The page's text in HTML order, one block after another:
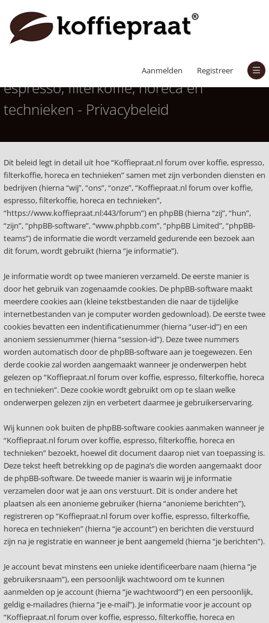
Aanmelden Registreer
Koffiepraat.nl forum over koffie,
espresso, filterkoffie, horeca en
technieken - Privacybeleid
Dit beleid legt in detail uit hoe “Koffiepraat.nl forum over koffie, espresso,
filterkoffie, horeca en technieken” samen met zijn verbonden diensten en
bedrijven (hierna “wij”, “ons”, “onze”, “Koffiepraat.nl forum over koffie,
espresso, filterkoffie, horeca en technieken”,
“https://www.koffiepraat.nl:443/forum”) en phpBB (hierna “zij”, “hun”,
“zijn”, “phpBB-software”, “www.phpbb.com”, “phpBB Limited”, “phpBB-
teams”) de informatie die wordt verzameld gedurende een bezoek aan
dit forum, wordt gebruikt (hierna “je informatie”).
Je informatie wordt op twee manieren verzameld. De eerste manier is
door het gebruik van zogenaamde cookies. De phpBB-software maakt
meerdere cookies aan (kleine tekstbestanden die naar de tijdelijke
internetbestanden van je computer worden gedownload). De eerste twee
cookies bevatten een indentificatienummer (hierna “user-id”) en een
anoniem sessienummer (hierna “session-id”). Deze twee nummers
worden automatisch door de phpBB-software aan je toegewezen. Een
derde cookie zal worden aangemaakt wanneer je onderwerpen hebt
gelezen op “Koffiepraat.nl forum over koffie, espresso, filterkoffie, horeca
en technieken”. Deze cookie wordt gebruikt om op te slaan welke
onderwerpen gelezen zijn en verbetert daarmee je gebruikerservaring.
Wij kunnen ook buiten de phpBB-software cookies aanmaken wanneer je
“Koffiepraat.nl forum over koffie, espresso, filterkoffie, horeca en
technieken” bezoekt, hoewel dit document daarop niet van toepassing is.
Deze tekst heeft betrekking op de pagina’s die worden aangemaakt door
de phpBB-software. De tweede manier is waarin wij je informatie
verzamelen door wat je aan ons verstuurt. Dit is onder andere het
plaatsen als een anonieme gebruiker (hierna “anonieme berichten”),
registreren op “Koffiepraat.nl forum over koffie, espresso, filterkoffie,
horeca en technieken” (hierna “je account”) en berichten die verstuurd
zijn na je registratie en wanneer je bent aangemeld (hierna “je berichten”).
Je account bevat minstens een unieke identificeerbare naam (hierna “je
gebruikersnaam”), een persoonlijk wachtwoord om te kunnen
aanmelden op je account (hierna “je wachtwoord”) en een persoonlijk,
geldig e-mailadres (hierna “je e-mail”). Je informatie voor je account op
“Koffiepraat.nl forum over koffie, espresso, filterkoffie, horeca en